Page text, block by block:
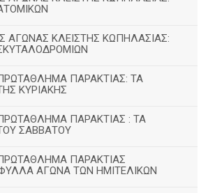
ΑΓΩΝΑΣ ΚΛΕΙΣΤΗΣ ΚΩΠΗΛΑΣΙΑΣ:
ΠΑΡΑΚΤΙΑΣ: ΤΑ
ΚΥΡΙΑΚΗΣ
ΠΑΡΑΚΤΙΑΣ : ΤΑ
ΣΑΒΒΑΤΟΥ
ΠΑΡΑΚΤΙΑΣ
ΑΓΩΝΑ ΤΩΝ ΗΜΙΤΕΛΙΚΩΝ